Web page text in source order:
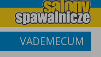
VADEMECUM